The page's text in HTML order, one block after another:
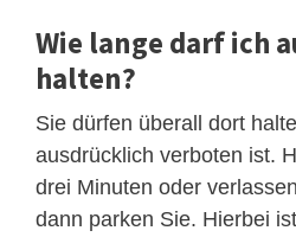
Wie lange darf ich
halten?
Sie dürfen überall dort
ausdrücklich verboten ist.
drei Minuten oder
dann parken Sie. Hierbei